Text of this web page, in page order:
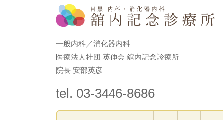
一般内科／消化器内科
医療法人社団 英伸会 舘内記念診療所
院長 安部英彦
tel. 03-3446-8686